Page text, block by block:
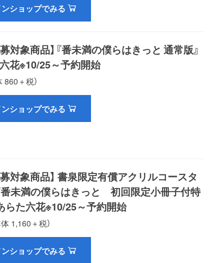
ショップでみる
対象商品】『番未満の僕らはきっと 通常版』
花※10/25～予約開始
＋税）
ショップでみる
対象商品】 書泉限定有償アクリルコースタ
番未満の僕らはきっと 初回限定小冊子付特
らた六花※10/25～予約開始
1,160＋税）
ショップでみる